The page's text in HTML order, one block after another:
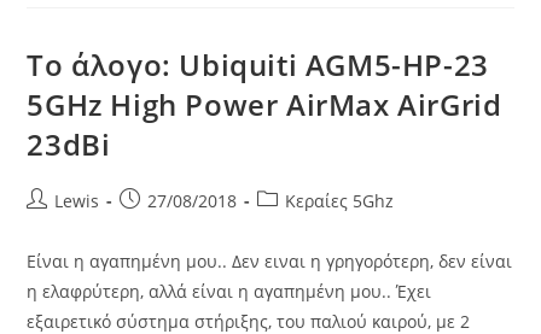
Το άλογο: Ubiquiti AGM5-HP-23
5GHz High Power AirMax AirGrid
23dBi
PostLewis
Post27/08/2018
PostΚεραίες 5Ghz
Είναι η αγαπημένη μου.. Δεν ειναι η γρηγορότερη, δεν είναι
η ελαφρύτερη, αλλά είναι η αγαπημένη μου.. Έχει
εξαιρετικό σύστημα στήριξης, του παλιού καιρού, με 2